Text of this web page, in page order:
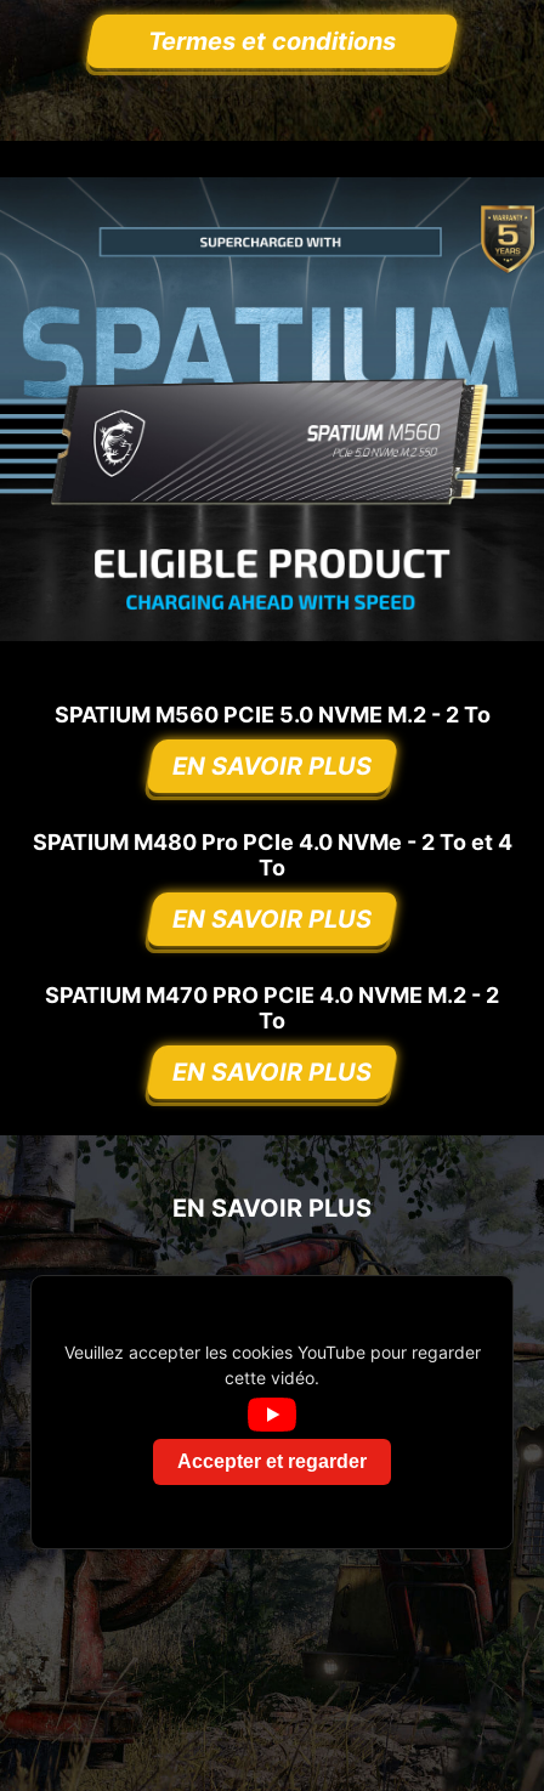
Termes et conditions
SPATIUM M560 PCIE 5.0 NVME M.2 - 2 To
EN SAVOIR PLUS
SPATIUM M480 Pro PCIe 4.0 NVMe - 2 To et 4
To
EN SAVOIR PLUS
SPATIUM M470 PRO PCIE 4.0 NVME M.2 - 2
To
EN SAVOIR PLUS
EN SAVOIR PLUS
Veuillez accepter les cookies YouTube pour regarder
cette vidéo.
Accepter et regarder